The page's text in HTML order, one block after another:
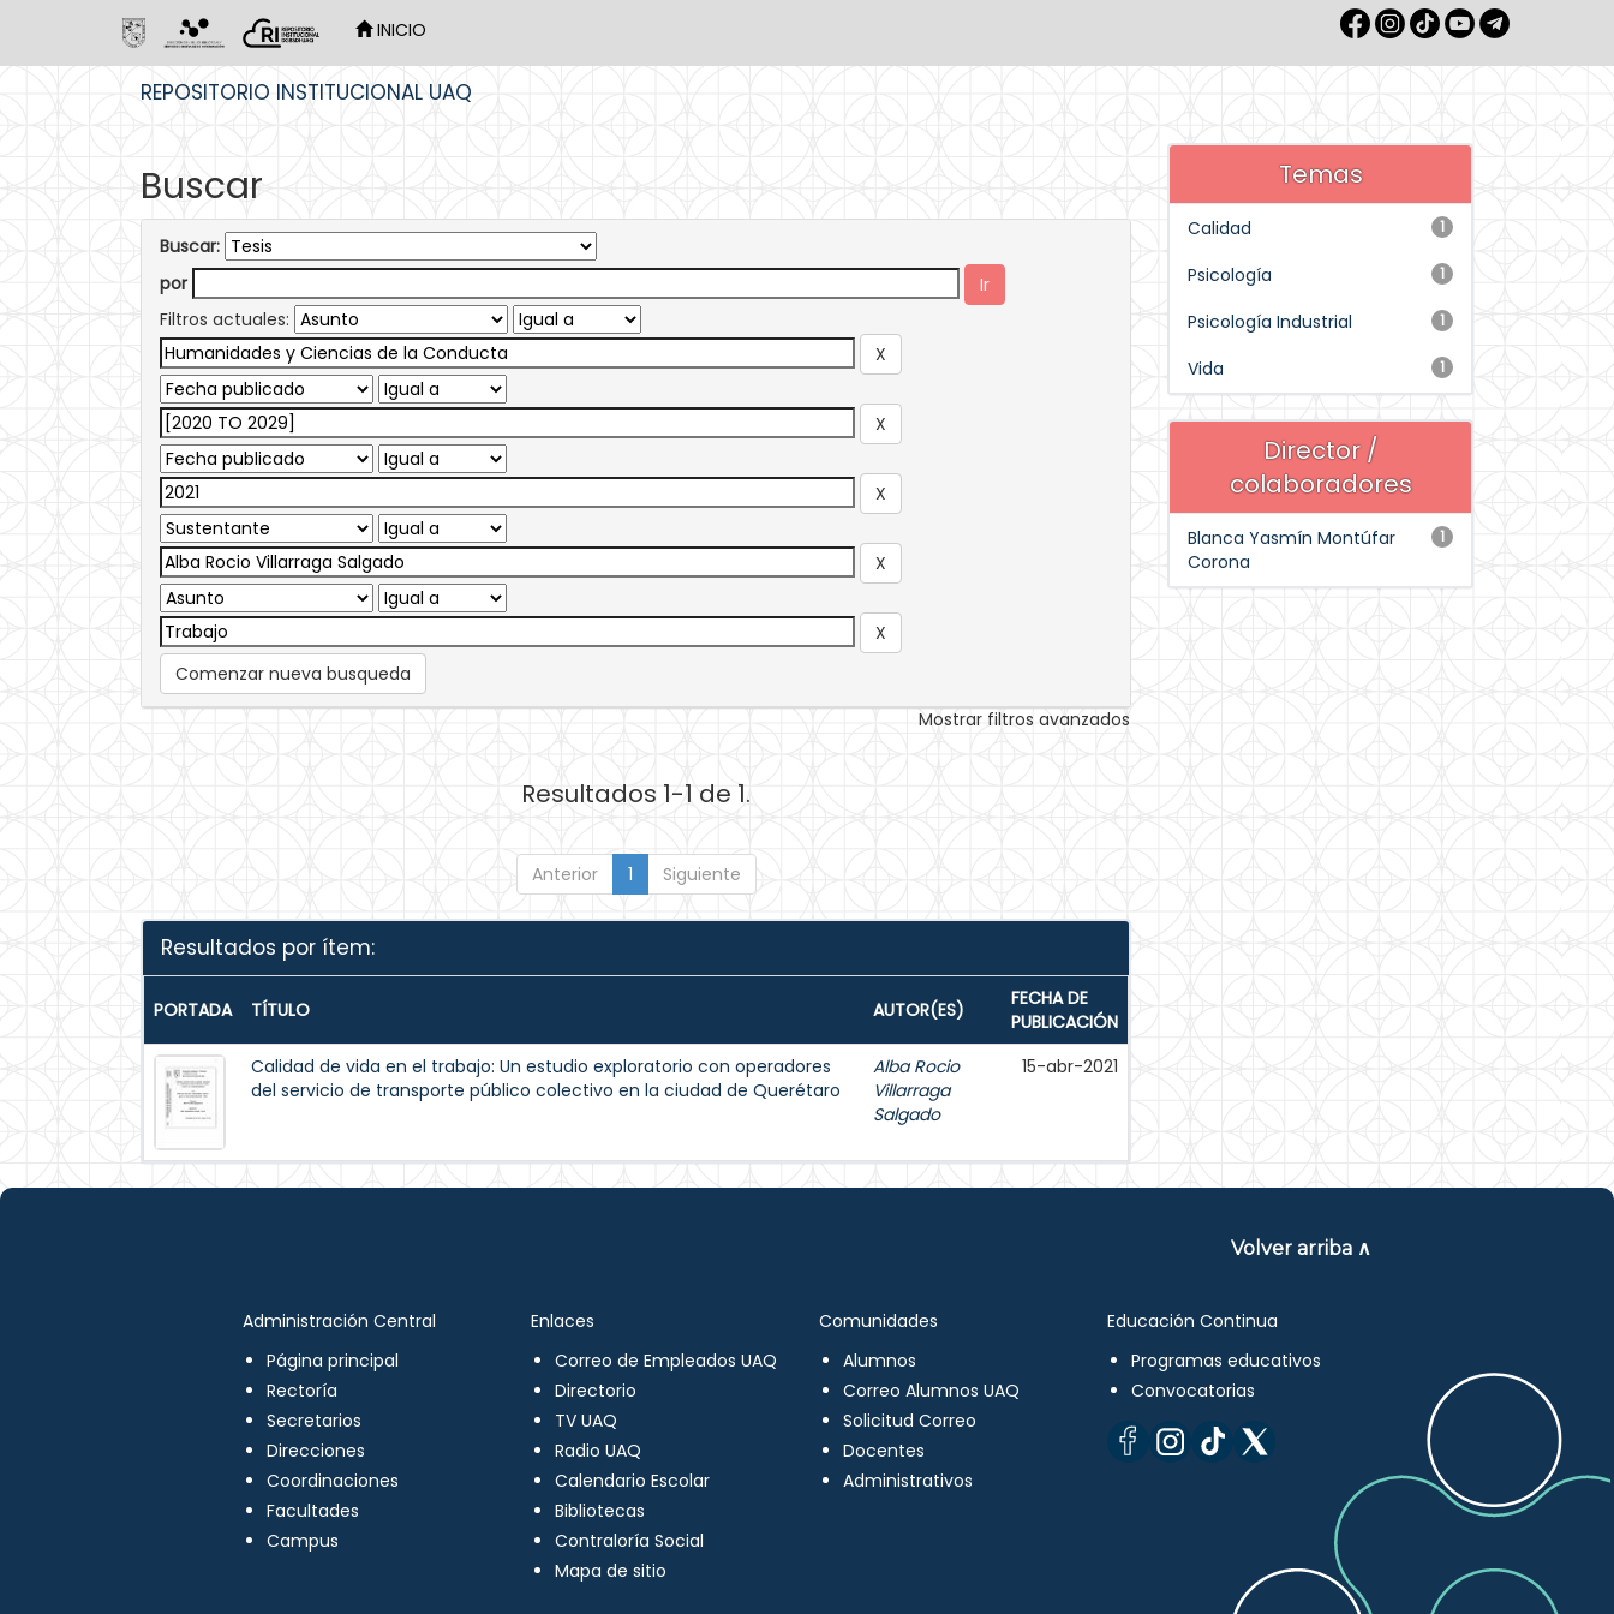
INICIO
REPOSITORIO INSTITUCIONAL UAQ
Buscar
Buscar:
por
Filtros actuales:
Comenzar nueva busqueda
Mostrar filtros avanzados
Resultados 1-1 de 1.
Anterior 1 Siguiente
Resultados por ítem:
PORTADA TÍTULO AUTOR(ES)
FECHA DE
PUBLICACIÓN
Calidad de vida en el trabajo: Un estudio exploratorio con operadores
del servicio de transporte público colectivo en la ciudad de Querétaro
Alba Rocio
Villarraga
Salgado
15-abr-2021
Temas
1
Calidad
1
Psicología
1
Psicología Industrial
1
Vida
Director /
colaboradores
1
Blanca Yasmín Montúfar
Corona
Volver arriba ∧
Administración Central
Página principal
Rectoría
Secretarios
Direcciones
Coordinaciones
Facultades
Campus
Enlaces
Correo de Empleados UAQ
Directorio
TV UAQ
Radio UAQ
Calendario Escolar
Bibliotecas
Contraloría Social
Mapa de sitio
Comunidades
Alumnos
Correo Alumnos UAQ
Solicitud Correo
Docentes
Administrativos
Educación Continua
Programas educativos
Convocatorias